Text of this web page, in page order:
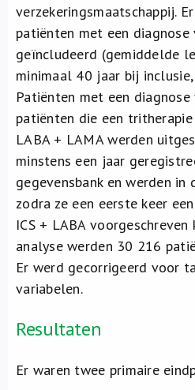
verzekeringsmaatschappij.
patiënten met een diagnose
geïncludeerd (gemiddelde
minimaal 40 jaar bij
Patiënten met een
patiënten die een tritherapie
LABA + LAMA werden
minstens een jaar
gegevensbank en werden in
zodra ze een eerste keer
ICS + LABA voorgeschreven
analyse werden 30 216
Er werd gecorrigeerd voor
variabelen.
Resultaten
Er waren twee primaire